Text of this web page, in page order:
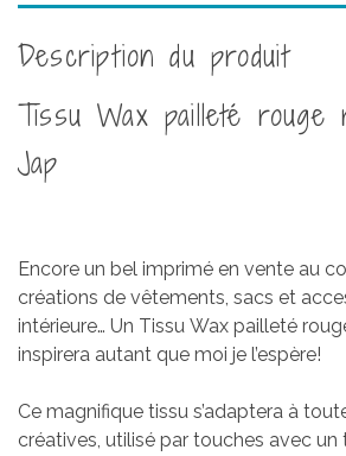
Description du produit
Tissu Wax pailleté rouge
Jap
Encore un bel imprimé en vente au
créations de vêtements, sacs et
intérieure… Un Tissu Wax pailleté
inspirera autant que moi je l’espère!
Ce magnifique tissu s’adaptera à
créatives, utilisé par touches avec un